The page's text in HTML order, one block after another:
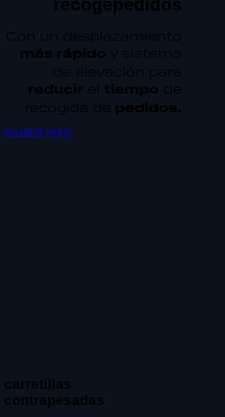
recogepedidos
Con un desplazamiento
más rápido y sistema
de elevación para
reducir el tiempo de
recogida de pedidos.
SABER MÁS
carretillas
contrapesadas